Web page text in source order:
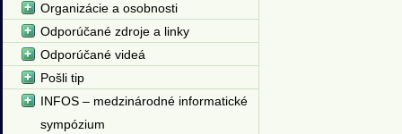
Organizácie a osobnosti
Odporúčané zdroje a linky
Odporúčané videá
Pošli tip
INFOS – medzinárodné informatické
sympózium